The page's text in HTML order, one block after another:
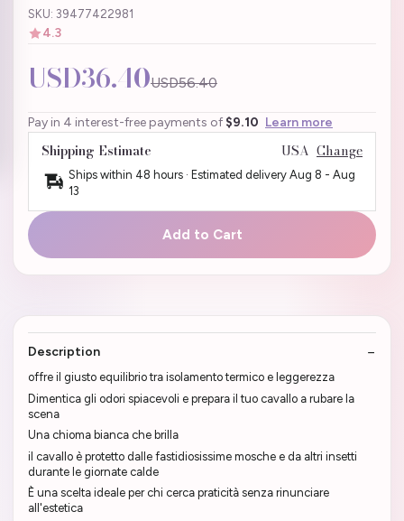
SKU: 39477422981
4.3
USD36.40USD56.40
Pay in 4 interest-free payments of $9.10 Learn more
Shipping Estimate USA Change
Ships within 48 hours · Estimated delivery Aug 8 - Aug
13
Add to Cart
Description
offre il giusto equilibrio tra isolamento termico e leggerezza
Dimentica gli odori spiacevoli e prepara il tuo cavallo a rubare la
scena
Una chioma bianca che brilla
il cavallo è protetto dalle fastidiosissime mosche e da altri insetti
durante le giornate calde
È una scelta ideale per chi cerca praticità senza rinunciare
all'estetica